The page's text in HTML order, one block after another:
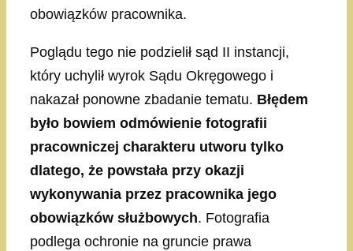
obowiązków pracownika.
Poglądu tego nie podzielił sąd II instancji,
który uchylił wyrok Sądu Okręgowego i
nakazał ponowne zbadanie tematu. Błędem
było bowiem odmówienie fotografii
pracowniczej charakteru utworu tylko
dlatego, że powstała przy okazji
wykonywania przez pracownika jego
obowiązków służbowych. Fotografia
podlega ochronie na gruncie prawa